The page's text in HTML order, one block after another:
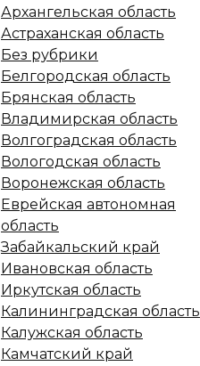
Архангельская область
Астраханская область
Без рубрики
Белгородская область
Брянская область
Владимирская область
Волгоградская область
Вологодская область
Воронежская область
Еврейская автономная
область
Забайкальский край
Ивановская область
Иркутская область
Калининградская область
Калужская область
Камчатский край